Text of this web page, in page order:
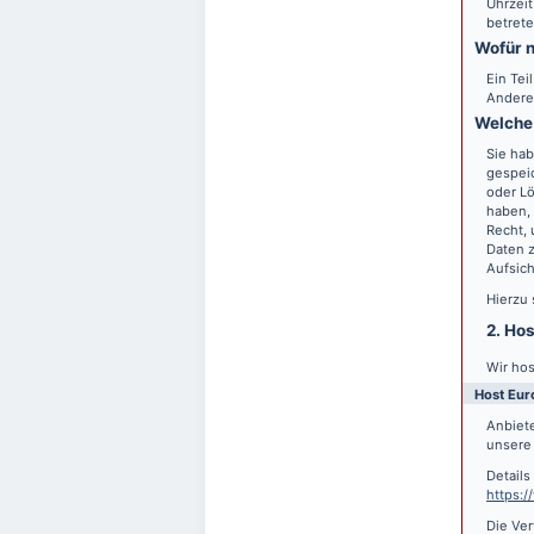
Wofür
Ein
Sie
oder
Recht,
Daten
Hierzu
2.
Wir
Host
unsere
https://
Die